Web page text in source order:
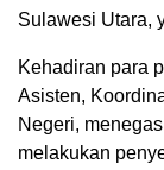
Sulawesi Utara,
Kehadiran para
Asisten,
Negeri,
melakukan